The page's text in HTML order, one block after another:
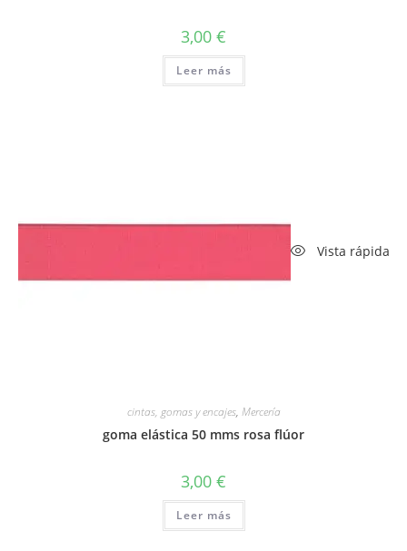
3,00 €
Leer más
Vista rápida
cintas, gomas y encajes, Mercería
goma elástica 50 mms rosa flúor
3,00 €
Leer más